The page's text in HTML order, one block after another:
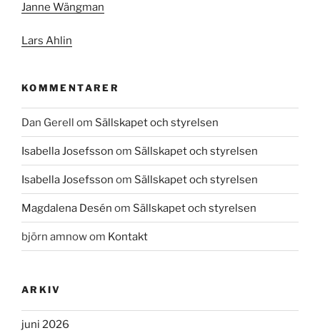
Janne Wängman
Lars Ahlin
KOMMENTARER
Dan Gerell om Sällskapet och styrelsen
Isabella Josefsson om Sällskapet och styrelsen
Isabella Josefsson om Sällskapet och styrelsen
Magdalena Desén om Sällskapet och styrelsen
björn amnowom Kontakt
ARKIV
juni 2026